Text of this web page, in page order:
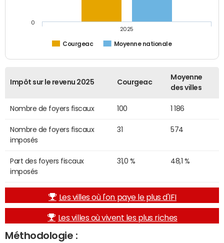
Courgeac Moyenne nationale
2025
0
Impôt sur le revenu 2025 Courgeac
Moyenne
des villes
Nombre de foyers fiscaux 100 1 186
Nombre de foyers fiscaux
imposés
31 574
Part des foyers fiscaux
imposés
31,0 % 48,1 %
Les villes où l'on paye le plus d'IFI
Les villes où vivent les plus riches
Méthodologie :